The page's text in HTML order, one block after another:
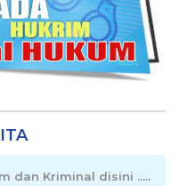
dan Kriminal disini .....